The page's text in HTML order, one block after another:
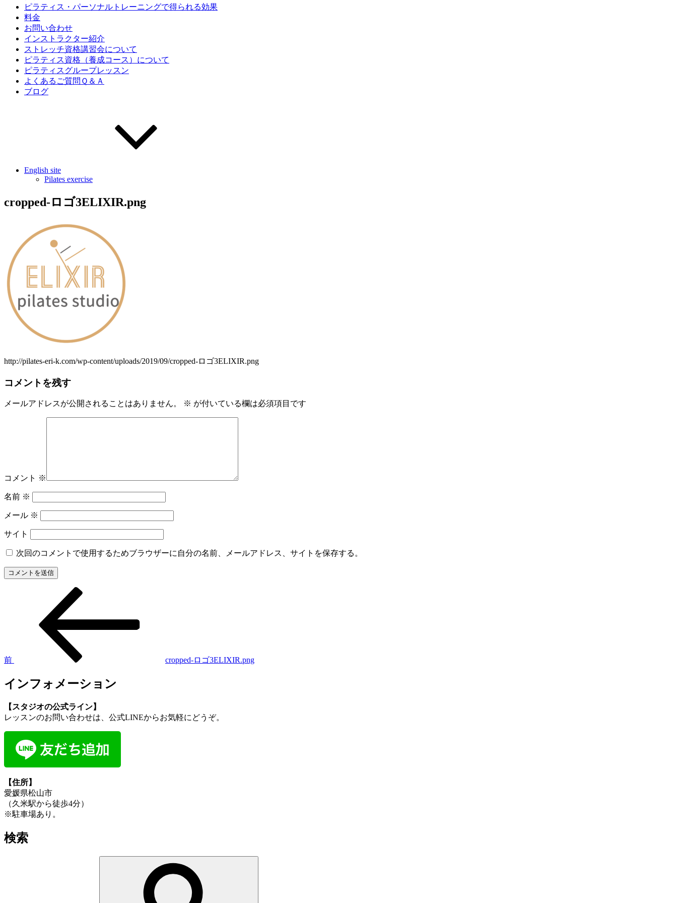
ピラティス・パーソナルトレーニングで得られる効果
料金
お問い合わせ
インストラクター紹介
ストレッチ資格講習会について
ピラティス資格（養成コース）について
ピラティスグループレッスン
よくあるご質問Ｑ＆Ａ
ブログ
English site
Pilates exercise
cropped-ロゴ3ELIXIR.png
http://pilates-eri-k.com/wp-content/uploads/2019/09/cropped-ロゴ3ELIXIR.png
コメントを残す
メールアドレスが公開されることはありません。 ※ が付いている欄は必須項目です
コメント ※
名前 ※
メール ※
サイト
次回のコメントで使用するためブラウザーに自分の名前、メールアドレス、サイトを保存する。
ゲ
ー
シ
ョ
ン
前 cropped-ロゴ3ELIXIR.png
インフォメーション
【スタジオの公式ライン】
レッスンのお問い合わせは、公式LINEからお気軽にどうぞ。
【住所】
愛媛県松山市
（久米駅から徒歩4分）
※駐車場あり。
検索